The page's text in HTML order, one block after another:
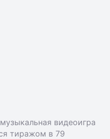
видеоигра
тиражом в 79